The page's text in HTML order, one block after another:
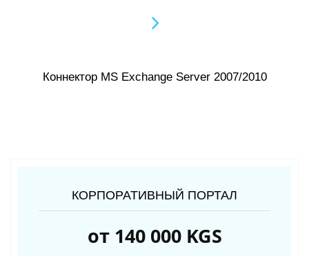
Коннектор MS Exchange Server 2007/2010
КОРПОРАТИВНЫЙ ПОРТАЛ
от 140 000 KGS